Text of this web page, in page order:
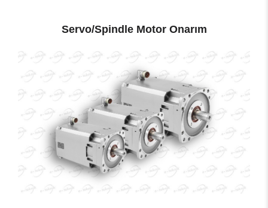
Servo/Spindle Motor Onarım